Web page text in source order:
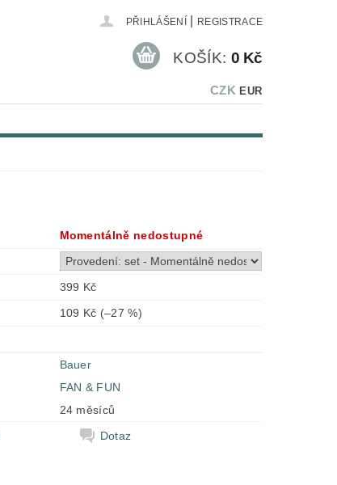
PŘIHLÁŠENÍ REGISTRACE
CZK EUR
KOŠÍK: 0 Kč
Momentálně nedostupné
399 Kč
109 Kč (–27 %)
Bauer
FAN & FUN
24 měsíců
Dotaz